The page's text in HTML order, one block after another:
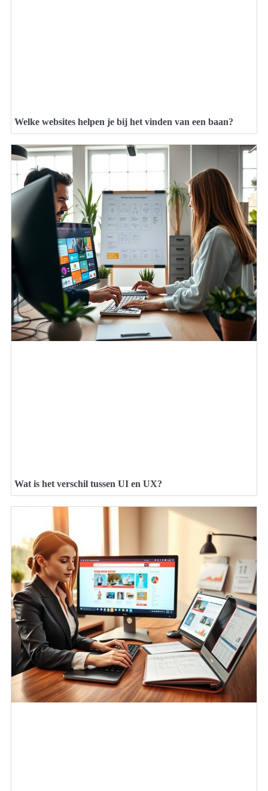
Welke websites helpen je bij het vinden van een baan?
Wat is het verschil tussen UI en UX?